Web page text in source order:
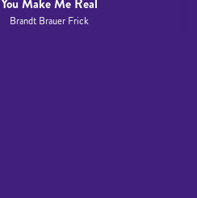
You Make Me Real
Brandt Brauer Frick